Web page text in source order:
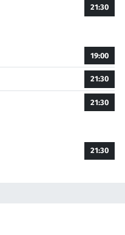
21:30
19:00
21:30
21:30
21:30